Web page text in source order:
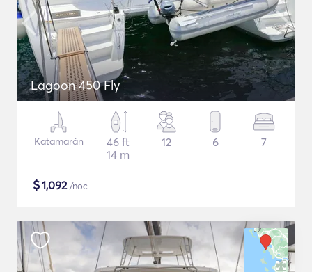
Lagoon 450 Fly
Katamarán
46 ft
14 m
12 6 7
$1,092/noc